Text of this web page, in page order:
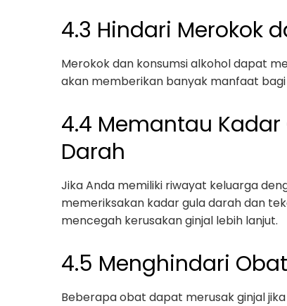
4.3 Hindari Merokok
Merokok dan konsumsi alkohol dapat
akan memberikan banyak manfaat
4.4 Memantau
Darah
Jika Anda memiliki riwayat keluarga
memeriksakan kadar gula darah dan
mencegah kerusakan ginjal lebih lanjut.
4.5 Menghindari
Beberapa obat dapat merusak ginjal